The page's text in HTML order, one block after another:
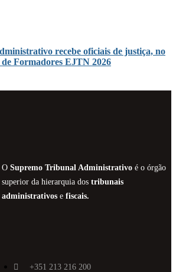
recebe oficiais de justiça, no
Formadores EJTN 2026
O Supremo Tribunal Administrativoé o órgão
superior da hierarquia dos tribunais
administrativose fiscais.
+351 213 216 200